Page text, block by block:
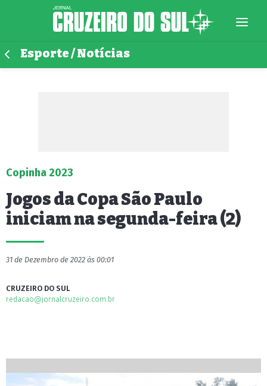
Esporte / Notícias
Copinha 2023
Jogos da Copa São Paulo
iniciam na segunda-feira (2)
31 de Dezembro de 2022 às 00:01
CRUZEIRO DO SUL
redacao@jornalcruzeiro.com.br